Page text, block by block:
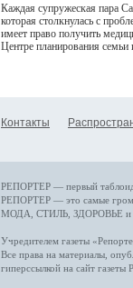
Каждая супружеская пара
которая столкнулась с
имеет право получить
Центре планирования семьи
Контакты
РЕПОРТЕР — первый таблоид
РЕПОРТЕР — это самые
МОДА, СТИЛЬ ЗДОРОВЬЕ
Учредителем газеты
Все права на материалы,
гиперссылкой на сайт